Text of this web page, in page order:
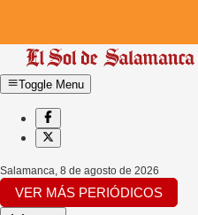
Toggle Menu
Salamanca, 8 de agosto de 2026
VER MÁS PERIÓDICOS